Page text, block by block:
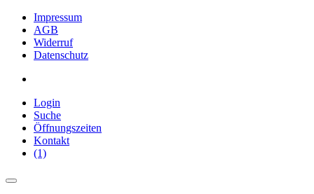
Impressum
AGB
Widerruf
Datenschutz
Login
Suche
Öffnungszeiten
Kontakt
(1)